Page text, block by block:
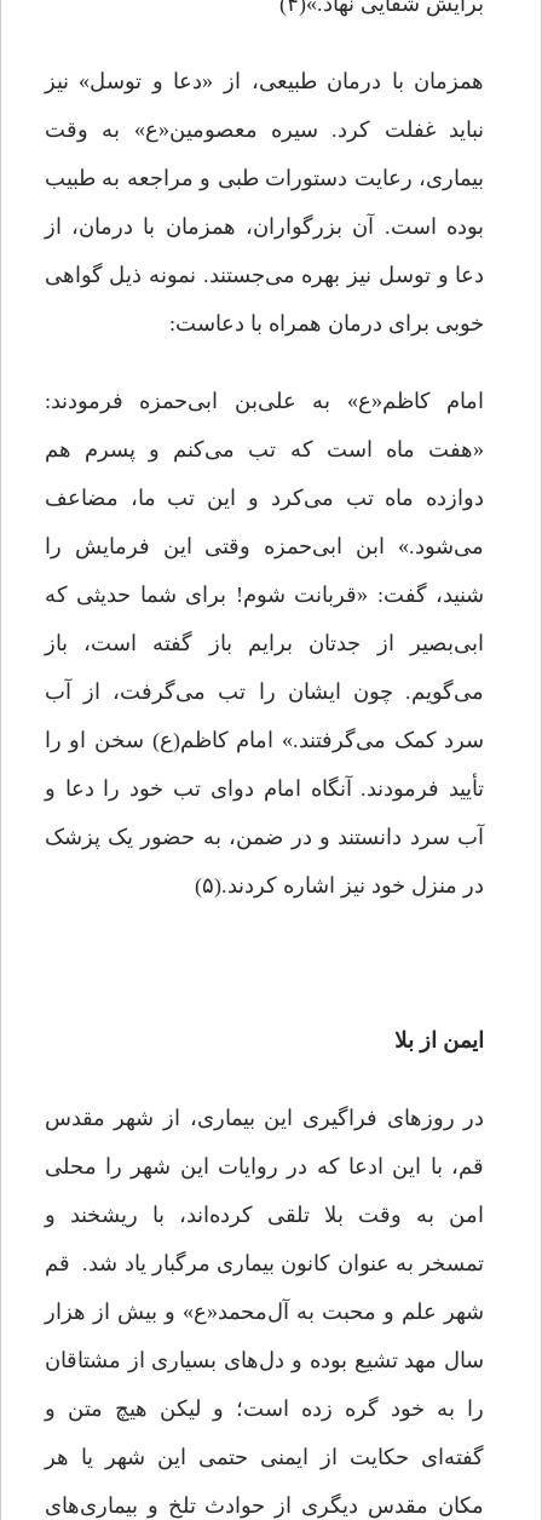
همزمان با درمان طبیعی، از «دعا و توسل» نیز
نباید غفلت کرد. سیره معصومین«ع» به وقت
بیماری، رعایت دستورات طبی و مراجعه به طبیب
بوده است. آن بزرگواران، همزمان با درمان، از
دعا و توسل نیز بهره می‌جستند. نمونه ذیل گواهی
خوبی برای درمان همراه با دعاست:
امام کاظم«ع» به علی‌بن ابی‌حمزه فرمودند:
«هفت ماه است که تب می‌کنم و پسرم هم
دوازده ماه تب می‌کرد و این تب ما، مضاعف
می‌شود.» ابن ابی‌حمزه وقتی این فرمایش را
شنید، گفت: «قربانت شوم! برای شما حدیثی که
ابی‌بصیر از جدتان برایم باز گفته است، باز
می‌گویم. چون ایشان را تب می‌گرفت، از آب
سرد کمک می‌گرفتند.» امام کاظم(ع) سخن او را
تأیید فرمودند. آنگاه امام دوای تب خود را دعا و
آب سرد دانستند و در ضمن، به حضور یک پزشک
در منزل خود نیز اشاره کردند.(۵)
ایمن از بلا
در روزهای فراگیری این بیماری، از شهر مقدس
قم، با این ادعا که در روایات این شهر را محلی
امن به وقت بلا تلقی کرده‌اند، با ریشخند و
تمسخر به عنوان کانون بیماری مرگبار یاد شد. قم
شهر علم و محبت به آل‌محمد«ع» و بیش از هزار
سال مهد تشیع بوده و دل‌های بسیاری از مشتاقان
را به خود گره زده است؛ و لیکن هیچ متن و
گفته‌ای حکایت از ایمنی حتمی این شهر یا هر
مکان‌ مقدس دیگری از حوادث تلخ و بیماری‌های